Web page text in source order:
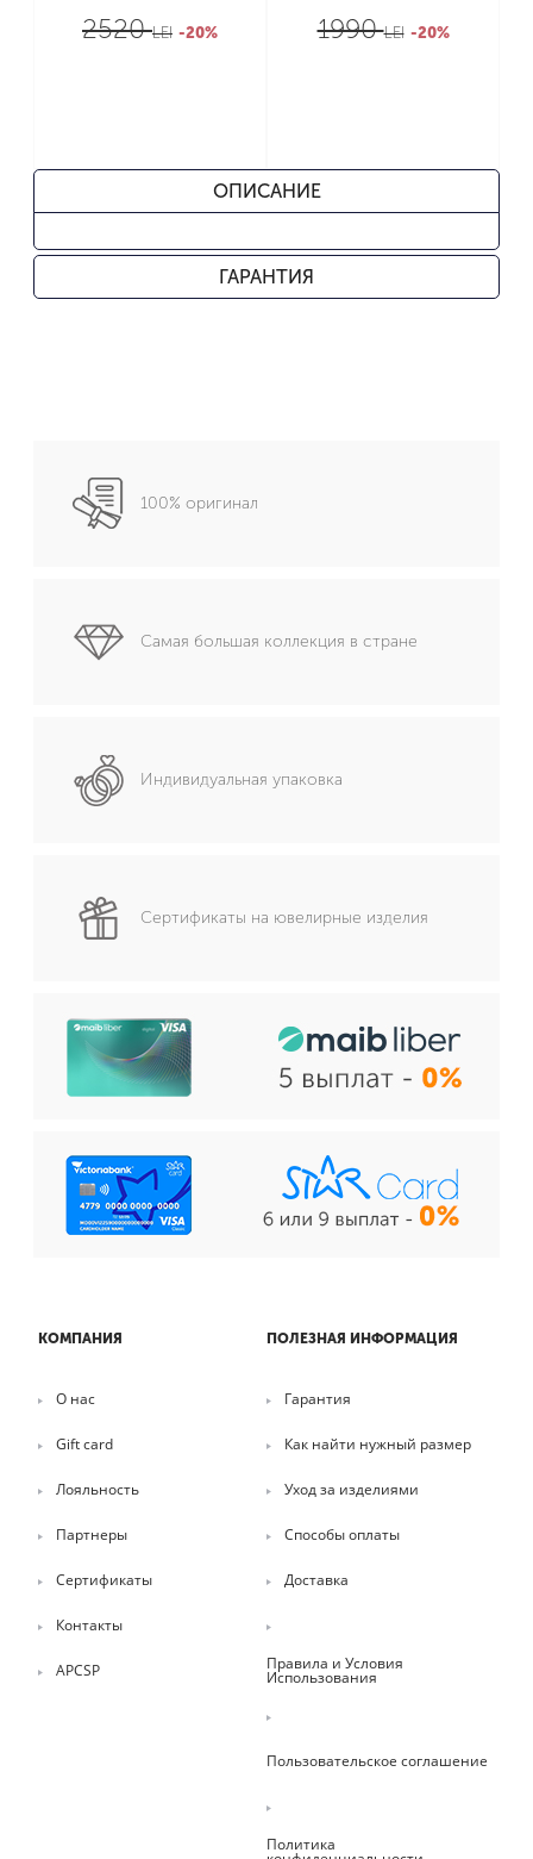
2520LEI -20% 1990LEI -20%
ОПИСАНИЕ
ГАРАНТИЯ
100% оригинал
Самая большая коллекция в стране
Индивидуальная упаковка
Сертификаты на ювелирные изделия
КОМПАНИЯ
О нас
Gift card
Лояльность
Партнеры
Сертификаты
Контакты
APCSP
ПОЛЕЗНАЯ ИНФОРМАЦИЯ
Гарантия
Как найти нужный размер
Уход за изделиями
Способы оплаты
Доставка
Правила и Условия
Использования
Пользовательское соглашение
Политика